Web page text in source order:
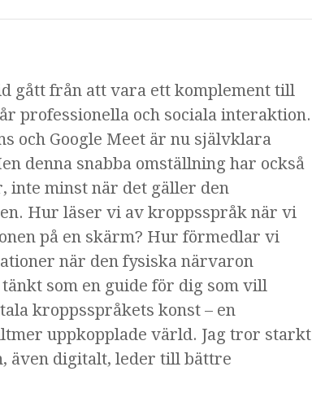
gått från att vara ett komplement till
professionella och sociala interaktion.
och Google Meet är nu självklara
denna snabba omställning har också
inte minst när det gäller den
Hur läser vi av kroppsspråk när vi
på en skärm? Hur förmedlar vi
när den fysiska närvaron
som en guide för dig som vill
kroppsspråkets konst – en
uppkopplade värld. Jag tror starkt
även digitalt, leder till bättre